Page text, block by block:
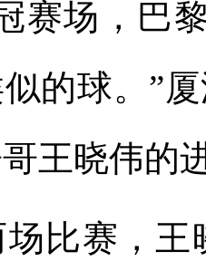
场，巴黎
的球。”
王晓伟的
赛，王